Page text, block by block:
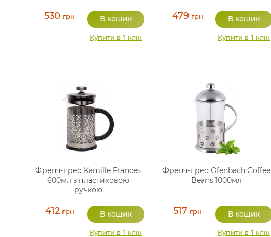
530 грн
Купити в 1 клік
479грн
Купити в 1 клік
Френч-прес Kamille Frances
600мл з пластиковою
ручкою
412грн
Купити в 1 клік
Френч-прес Ofenbach Coffee
Beans 1000мл
517 грн
Купити в 1 клік